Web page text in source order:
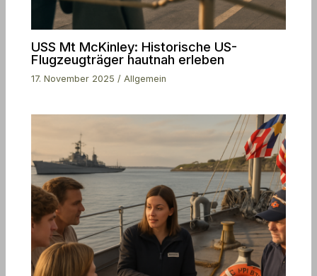
USS Mt McKinley: Historische US-
Flugzeugträger hautnah erleben
17. November 2025 / Allgemein